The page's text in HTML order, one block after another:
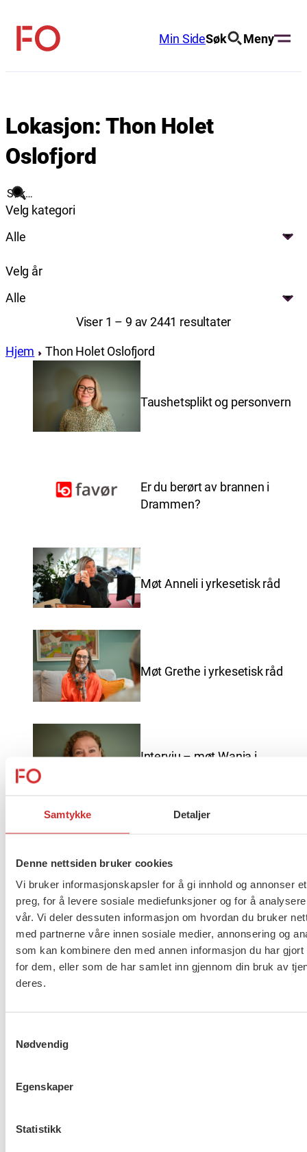
Samtykke Detaljer
Denne nettsiden bruker cookies
Vi bruker informasjonskapsler for å gi innhold og annonser
preg, for å levere sosiale mediefunksjoner og for å
vår. Vi deler dessuten informasjon om hvordan du bruker
med partnerne våre innen sosiale medier, annonsering og
som kan kombinere den med annen informasjon du har gjort
for dem, eller som de har samlet inn gjennom din bruk av
deres.
Nødvendig
Egenskaper
Statistikk
innhold
FO
Min SideSøk Meny
Lokasjon:Thon Holet
Oslofjord
Søk
Velg kategori
Alle
Velg år
Alle
Viser 1 – 9 av 2441 resultater
Hjem Thon Holet Oslofjord
Taushetsplikt og personvern
Er du berørt av brannen i
Drammen?
Møt Anneli i yrkesetisk råd
Møt Grethe i yrkesetisk råd
Intervju – møt Wanja i
God sommer fra FO
Brudd i lønnsoppgjøret for
ansatte innen barnevern,
omsorg og asylmottak (NHO